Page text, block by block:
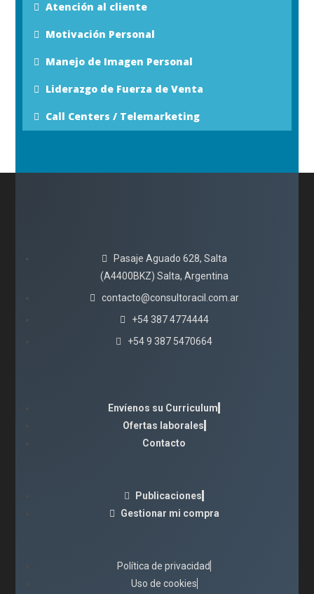
Atención al cliente
Motivación Personal
Manejo de Imagen Personal
Liderazgo de Fuerza de Venta
Call Centers / Telemarketing
Pasaje Aguado 628, Salta
(A4400BKZ) Salta, Argentina
contacto@consultoracil.com.ar
+54 387 4774444
+54 9 387 5470664
Envíenos su Curriculum
Ofertas laborales
Contacto
Publicaciones
Gestionar mi compra
Política de privacidad
Uso de cookies